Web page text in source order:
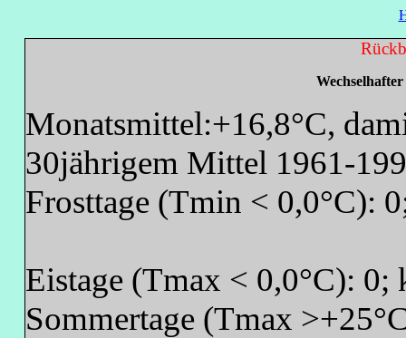
Monatsmittel:+16,8°C,
30jährigem Mittel 1961-
Frosttage (Tmin < 0,0°C):
Eistage (Tmax < 0,0°C): 0;
Sommertage (Tmax